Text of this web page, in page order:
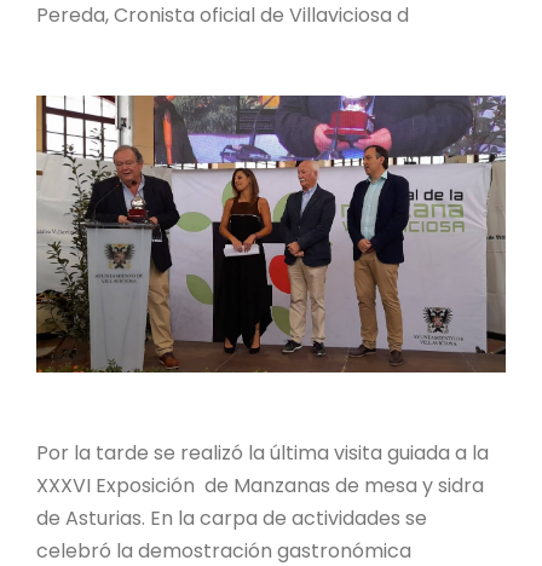
Pereda, Cronista oficial de Villaviciosa d
Por la tarde se realizó la última visita guiada a la
XXXVI Exposición de Manzanas de mesa y sidra
de Asturias. En la carpa de actividades se
celebró la demostración gastronómica